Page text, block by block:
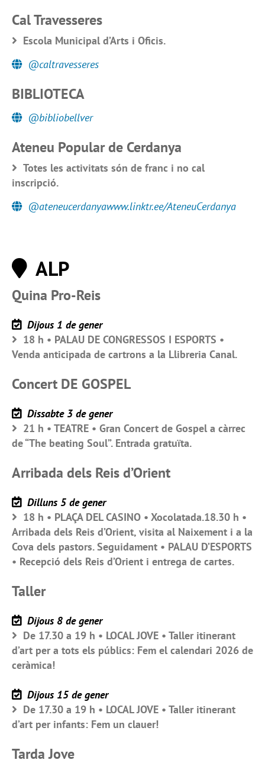
Cal Travesseres
Escola Municipal d’Arts i Oficis.
@caltravesseres
BIBLIOTECA
@bibliobellver
Ateneu Popular de Cerdanya
Totes les activitats són de franc i no cal
inscripció.
@ateneucerdanyawww.linktr.ee/AteneuCerdanya
ALP
Quina Pro-Reis
Dijous 1 de gener
18 h • PALAU DE CONGRESSOS I ESPORTS •
Venda anticipada de cartrons a la Llibreria Canal.
Concert DE GOSPEL
Dissabte 3 de gener
21 h • TEATRE • Gran Concert de Gospel a càrrec
de “The beating Soul”. Entrada gratuïta.
Arribada dels Reis d’Orient
Dilluns 5 de gener
18 h • PLAÇA DEL CASINO • Xocolatada.18.30 h •
Arribada dels Reis d’Orient, visita al Naixement i a la
Cova dels pastors. Seguidament • PALAU D’ESPORTS
• Recepció dels Reis d’Orient i entrega de cartes.
Taller
Dijous 8 de gener
De 17.30 a 19 h • LOCAL JOVE • Taller itinerant
d’art per a tots els públics: Fem el calendari 2026 de
ceràmica!
Dijous 15 de gener
De 17.30 a 19 h • LOCAL JOVE • Taller itinerant
d’art per infants: Fem un clauer!
Tarda Jove